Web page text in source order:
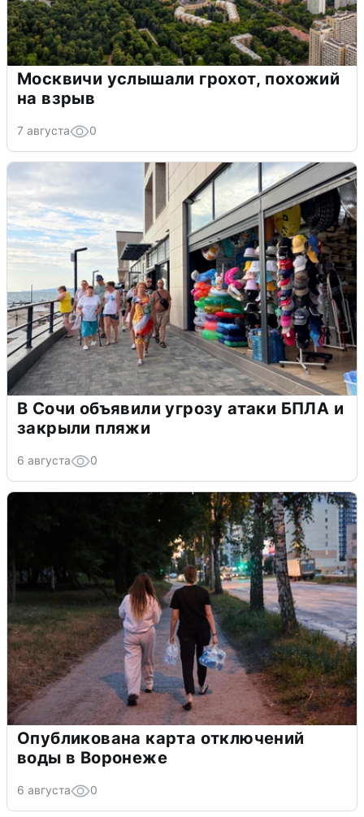
Москвичи услышали грохот, похожий
на взрыв
7 августа 0
В Сочи объявили угрозу атаки БПЛА и
закрыли пляжи
6 августа 0
Опубликована карта отключений
воды в Воронеже
6 августа 0